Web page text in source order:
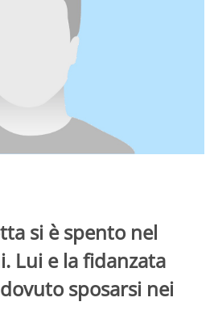
si è spento nel
Lui e la fidanzata
sposarsi nei